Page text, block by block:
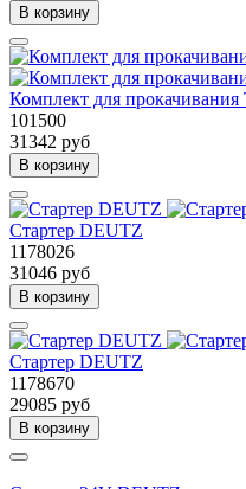
В корзину
Комплект для
101500
31342 руб
В корзину
Стартер DEUTZ
1178026
31046 руб
В корзину
Стартер DEUTZ
1178670
29085 руб
В корзину